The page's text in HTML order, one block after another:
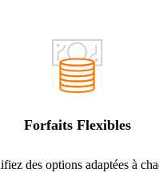
Forfaits Flexibles
des options adaptées à